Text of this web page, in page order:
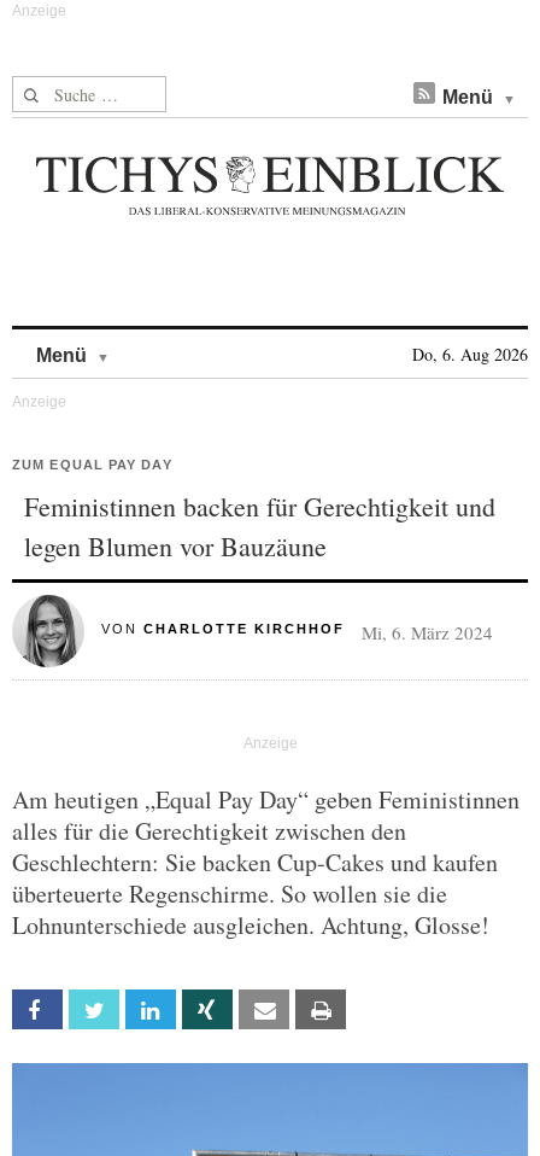
Suche nach: Menü
Menü Do, 6. Aug 2026
ZUM EQUAL PAY DAY
Feministinnen backen für Gerechtigkeit und
legen Blumen vor Bauzäune
VON CHARLOTTE KIRCHHOF Mi, 6. März 2024
Am heutigen „Equal Pay Day“ geben Feministinnen
alles für die Gerechtigkeit zwischen den
Geschlechtern: Sie backen Cup-Cakes und kaufen
überteuerte Regenschirme. So wollen sie die
Lohnunterschiede ausgleichen. Achtung, Glosse!
Facebook Twitter Linkedin Xing Email